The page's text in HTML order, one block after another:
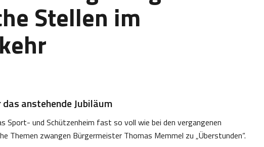
Stellen im
anstehende Jubiläum
Sport- und Schützenheim fast so voll wie bei den vergangenen
Themen zwangen Bürgermeister Thomas Memmel zu „Überstunden“.